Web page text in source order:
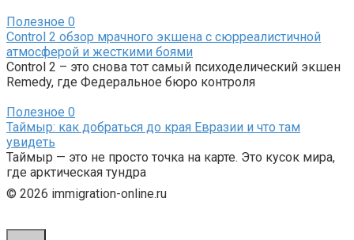
Полезное 0
Control 2 обзор мрачного экшена с сюрреалистичной
атмосферой и жесткими боями
Control 2 – это снова тот самый психоделический экшен
Remedy, где Федеральное бюро контроля
Полезное 0
Таймыр: как добраться до края Евразии и что там
увидеть
Таймыр — это не просто точка на карте. Это кусок мира,
где арктическая тундра
© 2026 immigration-online.ru